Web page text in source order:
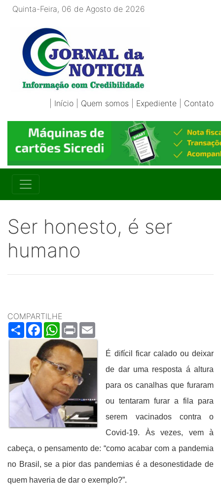
Quinta-Feira, 06 de Agosto de 2026
Início Quem somos Expediente Contato
Ser honesto, é ser
humano
COMPARTILHE
ShareFacebookWhatsApp
Print
É difícil ficar calado ou deixar
de dar uma resposta á altura
para os canalhas que furaram
ou tentaram furar a fila para
serem vacinados contra o
Covid-19. Às vezes, vem à
cabeça, o pensamento de: “como acabar com a pandemia
no Brasil, se a pior das pandemias é a desonestidade de
quem haveria de dar o exemplo?”.